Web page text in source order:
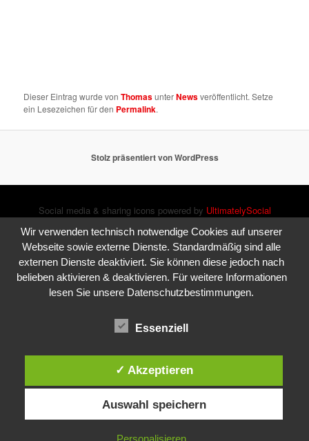
Dieser Eintrag wurde vonThomasunterNewsveröffentlicht. Setze
ein Lesezeichen für den Permalink.
Stolz präsentiert von WordPress
Social media & sharing icons powered by UltimatelySocial
Wir verwenden technisch notwendige Cookies auf unserer
Webseite sowie externe Dienste. Standardmäßig sind alle
externen Dienste deaktiviert. Sie können diese jedoch nach
belieben aktivieren & deaktivieren. Für weitere Informationen
lesen Sie unsere Datenschutzbestimmungen.
Essenziell
✓ Akzeptieren
Auswahl speichern
Personalisieren